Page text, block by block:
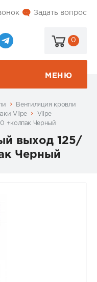
Задать вопрос
0
МЕНЮ
Вентиляция кровли
Vilpe
Vilpe
+колпак Черный
выход 125/
Черный